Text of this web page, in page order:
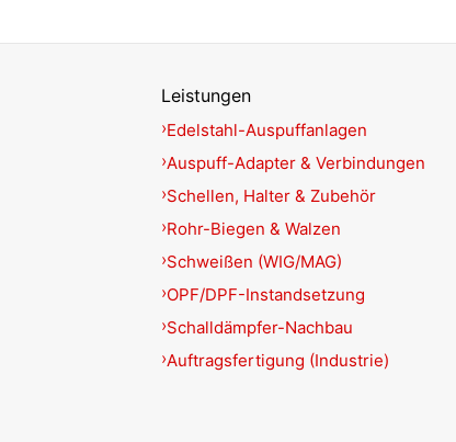
Leistungen
Edelstahl-Auspuffanlagen
Auspuff-Adapter & Verbindungen
Schellen, Halter & Zubehör
Rohr-Biegen & Walzen
Schweißen (WIG/MAG)
OPF/DPF-Instandsetzung
Schalldämpfer-Nachbau
Auftragsfertigung (Industrie)